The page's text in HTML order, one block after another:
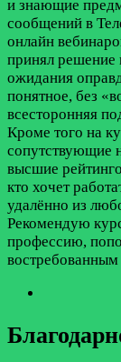
и знающие
сообщений в
онлайн
принял решение
ожидания
понятное, без
всесторонняя
Кроме того на
сопутствующие
высшие
кто хочет
удалённо из
Рекомендую
профессию,